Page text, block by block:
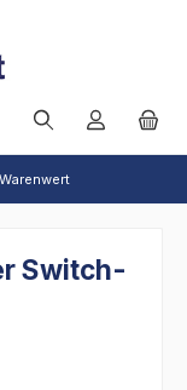
Switch-